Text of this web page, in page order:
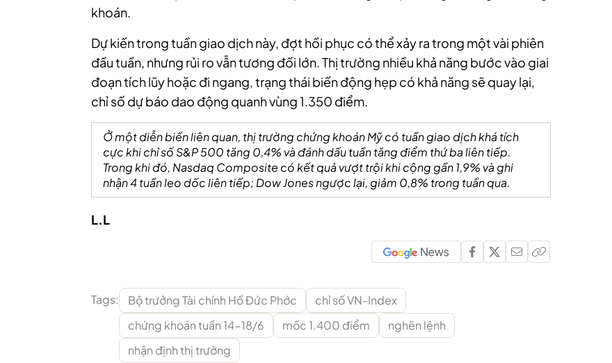
khoán.
Dự kiến trong tuần giao dịch này, đợt hồi phục có thể xảy ra trong một vài phiên
đầu tuần, nhưng rủi ro vẫn tương đối lớn. Thị trường nhiều khả năng bước vào giai
đoạn tích lũy hoặc đi ngang, trạng thái biến động hẹp có khả năng sẽ quay lại,
chỉ số dự báo dao động quanh vùng 1.350 điểm.
Ở một diễn biến liên quan, thị trường chứng khoán Mỹ có tuần giao dịch khá tích
cực khi chỉ số S&P 500 tăng 0,4% và đánh dấu tuần tăng điểm thứ ba liên tiếp.
Trong khi đó, Nasdaq Composite có kết quả vượt trội khi cộng gần 1,9% và ghi
nhận 4 tuần leo dốc liên tiếp; Dow Jones ngược lại, giảm 0,8% trong tuần qua.
L.L
Tags: Bộ trưởng Tài chính Hồ Đức Phớc
chỉ số VN-Index
chứng khoán tuần 14-18/6
mốc 1.400 điểm
nghẽn lệnh
nhận định thị trường